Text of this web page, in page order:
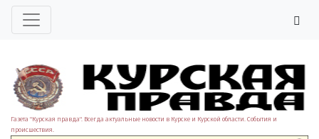
Газета "Курская правда". Всегда актуальные новости в Курске и Курской области. События и
происшествия.